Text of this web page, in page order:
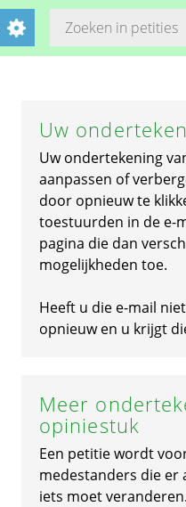
Uw
Uw ondertekening
aanpassen of
door opnieuw te
toestuurden in de e-
pagina die dan
mogelijkheden toe.
Heeft u die e-mail
opnieuw en u krijgt
Meer
opiniestuk
Een petitie wordt
medestanders die er
iets moet